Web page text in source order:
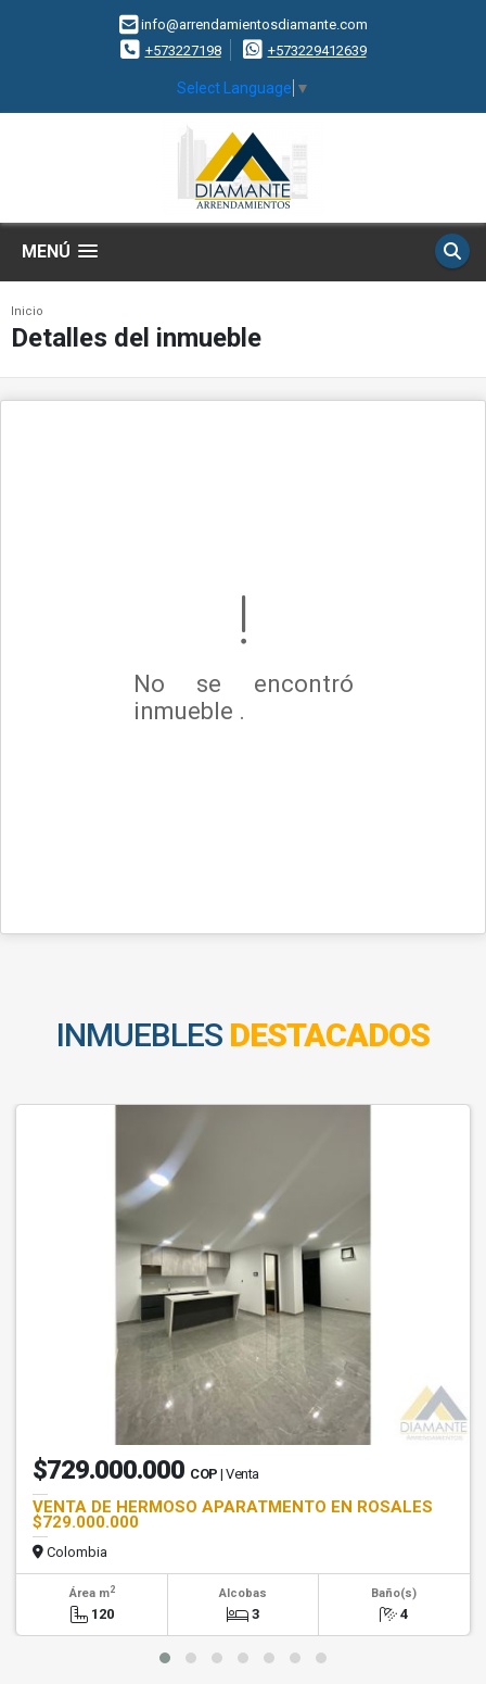
info@arrendamientosdiamante.com
+573227198
+573229412639
Select Language ▼
MENÚ
Inicio
Detalles del inmueble
No se encontró
inmueble .
INMUEBLES DESTACADOS
$729.000.000 COP | Venta
VENTA DE HERMOSO APARATMENTO EN ROSALES
$729.000.000
Colombia
Área m2
120
Alcobas
3
Baño(s)
4